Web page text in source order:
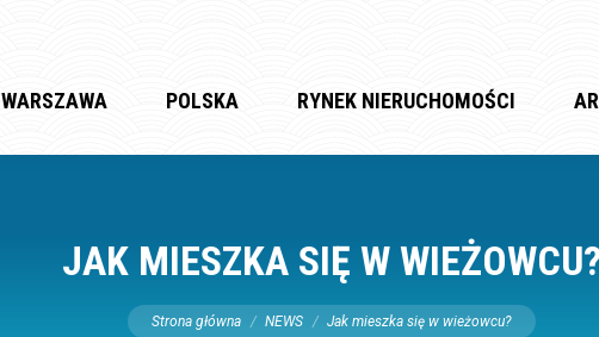
WARSZAWA POLSKA RYNEK NIERUCHOMOŚCI
JAK MIESZKA SIĘ W
Jesteś tutaj:
Strona główna NEWS Jak mieszka się w wieżowcu?